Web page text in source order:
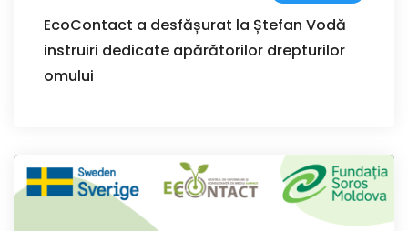
EcoContact a desfășurat la Ștefan Vodă
instruiri dedicate apărătorilor drepturilor
omului